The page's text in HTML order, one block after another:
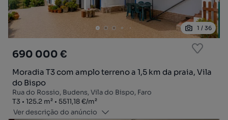
1 / 36
690 000 €
Moradia T3 com amplo terreno a 1,5 km da praia, Vila
do Bispo
Rua do Rossio, Budens, Vila do Bispo, Faro
Tipologia
T3
Zona125.2 m²
Preço por metro quadrado
5511,18 €/m²
Ver descrição do anúncio